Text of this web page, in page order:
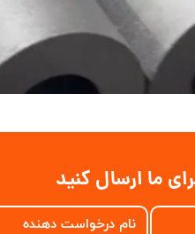
ما ارسال کنید